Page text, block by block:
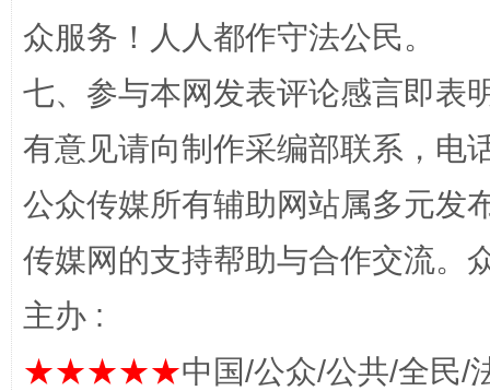
众服务！人人都作守法公民。
七、参与本网发表评论感言即表
有意见请向制作采编部联系，电
公众传媒所有辅助网站属多元发
传媒网的支持帮助与合作交流。
主办 :
★★★★★中国/公众/公共/全民/